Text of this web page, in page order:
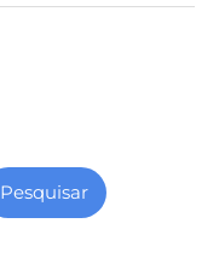
Pesquisar